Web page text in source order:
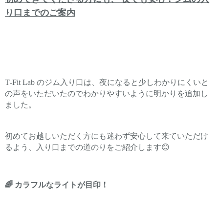
り口までのご案内
T-Fit Lab のジム入り口は、夜になると少しわかりにくいと
の声をいただいたのでわかりやすいように明かりを追加し
ました。
初めてお越しいただく方にも迷わず安心して来ていただけ
るよう、入り口までの道のりをご紹介します😊
🌈 カラフルなライトが目印！